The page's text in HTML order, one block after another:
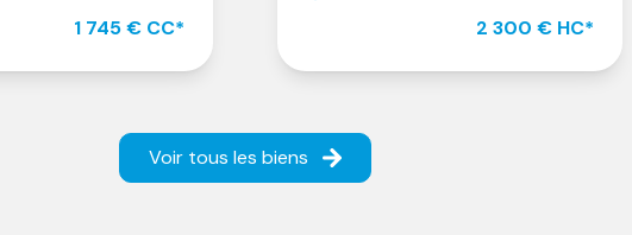
1 745 € CC* 2 300 € HC*
Voir tous les biens